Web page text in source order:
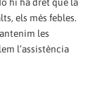
els més febles.
les
l’assistència